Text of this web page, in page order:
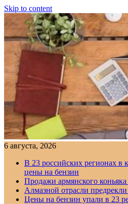
Skip to content
6 августа, 2026
В 23 российских регионах в
цены на бензин
Продажи армянского
Алмазной отрасли
Цены на бензин упали в 23